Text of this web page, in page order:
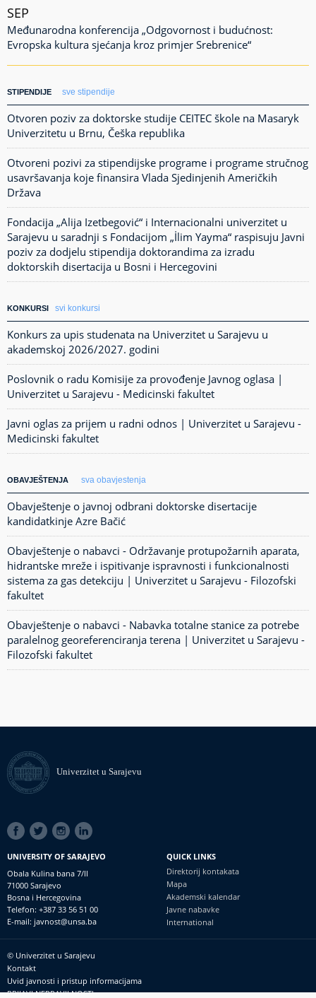
SEP
Međunarodna konferencija „Odgovornost i budućnost:
Evropska kultura sjećanja kroz primjer Srebrenice“
STIPENDIJE sve stipendije
Otvoren poziv za doktorske studije CEITEC škole na Masaryk
Univerzitetu u Brnu, Češka republika
Otvoreni pozivi za stipendijske programe i programe stručnog
usavršavanja koje finansira Vlada Sjedinjenih Američkih
Država
Fondacija „Alija Izetbegović“ i Internacionalni univerzitet u
Sarajevu u saradnji s Fondacijom „İlim Yayma“ raspisuju Javni
poziv za dodjelu stipendija doktorandima za izradu
doktorskih disertacija u Bosni i Hercegovini
KONKURSI svi konkursi
Konkurs za upis studenata na Univerzitet u Sarajevu u
akademskoj 2026/2027. godini
Poslovnik o radu Komisije za provođenje Javnog oglasa |
Univerzitet u Sarajevu - Medicinski fakultet
Javni oglas za prijem u radni odnos | Univerzitet u Sarajevu -
Medicinski fakultet
OBAVJEŠTENJA sva obavjestenja
Obavještenje o javnoj odbrani doktorske disertacije
kandidatkinje Azre Bačić
Obavještenje o nabavci - Održavanje protupožarnih aparata,
hidrantske mreže i ispitivanje ispravnosti i funkcionalnosti
sistema za gas detekciju | Univerzitet u Sarajevu - Filozofski
fakultet
Obavještenje o nabavci - Nabavka totalne stanice za potrebe
paralelnog georeferenciranja terena | Univerzitet u Sarajevu -
Filozofski fakultet
Univerzitet u Sarajevu
SOCIAL
LINKS
UNIVERSITY OF SARAJEVO
Obala Kulina bana 7/II
71000 Sarajevo
Bosna i Hercegovina
Telefon: +387 33 56 51 00
E-mail: javnost@unsa.ba
QUICK LINKS
Direktorij kontakata
Mapa
Akademski kalendar
Javne nabavke
International
Footer
meni
© Univerzitet u Sarajevu
Kontakt
Uvid javnosti i pristup informacijama
PRIJAVI NEPRAVILNOSTI